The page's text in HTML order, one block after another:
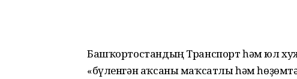
Башҡортостандың Транспорт һәм юл
«бүленгән аҡсаны маҡсатлы һәм